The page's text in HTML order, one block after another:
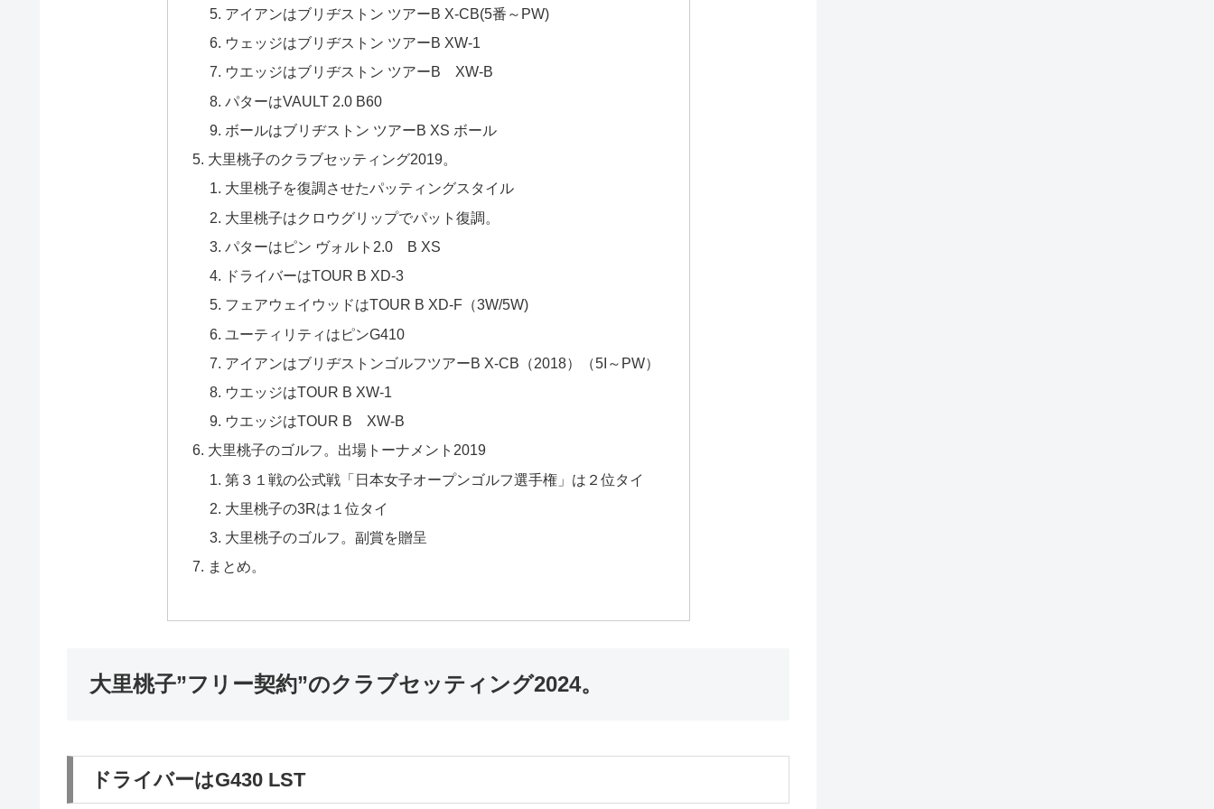
アイアンはブリヂストン ツアーB X-CB(5番～PW)
ウェッジはブリヂストン ツアーB XW-1
ウエッジはブリヂストン ツアーB XW-B
パターはVAULT 2.0 B60
ボールはブリヂストン ツアーB XS ボール
大里桃子のクラブセッティング2019。
大里桃子を復調させたパッティングスタイル
大里桃子はクロウグリップでパット復調。
パターはピン ヴォルト2.0 B XS
ドライバーはTOUR B XD-3
フェアウェイウッドはTOUR B XD-F（3W/5W)
ユーティリティはピンG410
アイアンはブリヂストンゴルフツアーB X-CB（2018）（5I～PW）
ウエッジはTOUR B XW-1
ウエッジはTOUR B XW-B
大里桃子のゴルフ。出場トーナメント2019
第３１戦の公式戦「日本女子オープンゴルフ選手権」は２位タイ
大里桃子の3Rは１位タイ
大里桃子のゴルフ。副賞を贈呈
まとめ。
大里桃子”フリー契約”のクラブセッティング2024。
ドライバーはG430 LST